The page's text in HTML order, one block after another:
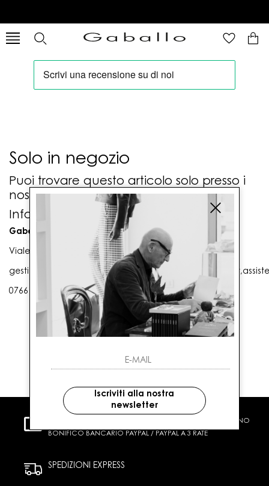
Solo in negozio
Puoi trovare questo articolo solo presso i
nostri punti vendita:
Info contatti
Gaballo Mario srl
Viale G. Matteotti n. 23 00053 Civitavecchia (RM)
0766 25656
CARTA DI CREDITO CONTRASSEGNO
BONIFICO BANCARIO PAYPAL / PAYPAL A 3 RATE
SPEDIZIONI EXPRESS
Iscriviti alla nostra
newsletter